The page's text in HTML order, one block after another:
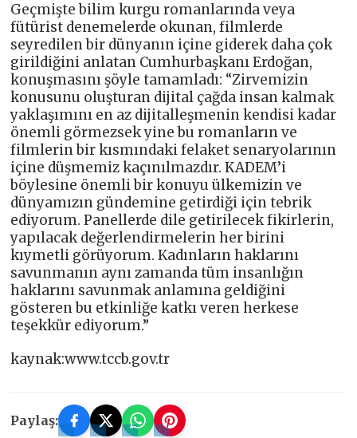
Geçmişte bilim kurgu romanlarında veya
fütürist denemelerde okunan, filmlerde
seyredilen bir dünyanın içine giderek daha çok
girildiğini anlatan Cumhurbaşkanı Erdoğan,
konuşmasını şöyle tamamladı: “Zirvemizin
konusunu oluşturan dijital çağda insan kalmak
yaklaşımını en az dijitalleşmenin kendisi kadar
önemli görmezsek yine bu romanların ve
filmlerin bir kısmındaki felaket senaryolarının
içine düşmemiz kaçınılmazdır. KADEM’i
böylesine önemli bir konuyu ülkemizin ve
dünyamızın gündemine getirdiği için tebrik
ediyorum. Panellerde dile getirilecek fikirlerin,
yapılacak değerlendirmelerin her birini
kıymetli görüyorum. Kadınların haklarını
savunmanın aynı zamanda tüm insanlığın
haklarını savunmak anlamına geldiğini
gösteren bu etkinliğe katkı veren herkese
teşekkür ediyorum.”
kaynak:www.tccb.gov.tr
Paylaş: